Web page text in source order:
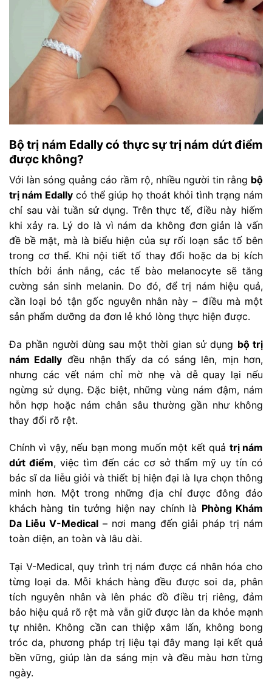
Bộ trị nám Edally có thực sự trị nám dứt điểm
được không?
Với làn sóng quảng cáo rầm rộ, nhiều người tin rằng bộ
trị nám Edally có thể giúp họ thoát khỏi tình trạng nám
chỉ sau vài tuần sử dụng. Trên thực tế, điều này hiếm
khi xảy ra. Lý do là vì nám da không đơn giản là vấn
đề bề mặt, mà là biểu hiện của sự rối loạn sắc tố bên
trong cơ thể. Khi nội tiết tố thay đổi hoặc da bị kích
thích bởi ánh nắng, các tế bào melanocyte sẽ tăng
cường sản sinh melanin. Do đó, để trị nám hiệu quả,
cần loại bỏ tận gốc nguyên nhân này – điều mà một
sản phẩm dưỡng da đơn lẻ khó lòng thực hiện được.
Đa phần người dùng sau một thời gian sử dụng bộ trị
nám Edally đều nhận thấy da có sáng lên, mịn hơn,
nhưng các vết nám chỉ mờ nhẹ và dễ quay lại nếu
ngừng sử dụng. Đặc biệt, những vùng nám đậm, nám
hỗn hợp hoặc nám chân sâu thường gần như không
thay đổi rõ rệt.
Chính vì vậy, nếu bạn mong muốn một kết quả trị nám
dứt điểm, việc tìm đến các cơ sở thẩm mỹ uy tín có
bác sĩ da liễu giỏi và thiết bị hiện đại là lựa chọn thông
minh hơn. Một trong những địa chỉ được đông đảo
khách hàng tin tưởng hiện nay chính là Phòng Khám
Da Liễu V-Medical – nơi mang đến giải pháp trị nám
toàn diện, an toàn và lâu dài.
Tại V-Medical, quy trình trị nám được cá nhân hóa cho
từng loại da. Mỗi khách hàng đều được soi da, phân
tích nguyên nhân và lên phác đồ điều trị riêng, đảm
bảo hiệu quả rõ rệt mà vẫn giữ được làn da khỏe mạnh
tự nhiên. Không cần can thiệp xâm lấn, không bong
tróc da, phương pháp trị liệu tại đây mang lại kết quả
bền vững, giúp làn da sáng mịn và đều màu hơn từng
ngày.